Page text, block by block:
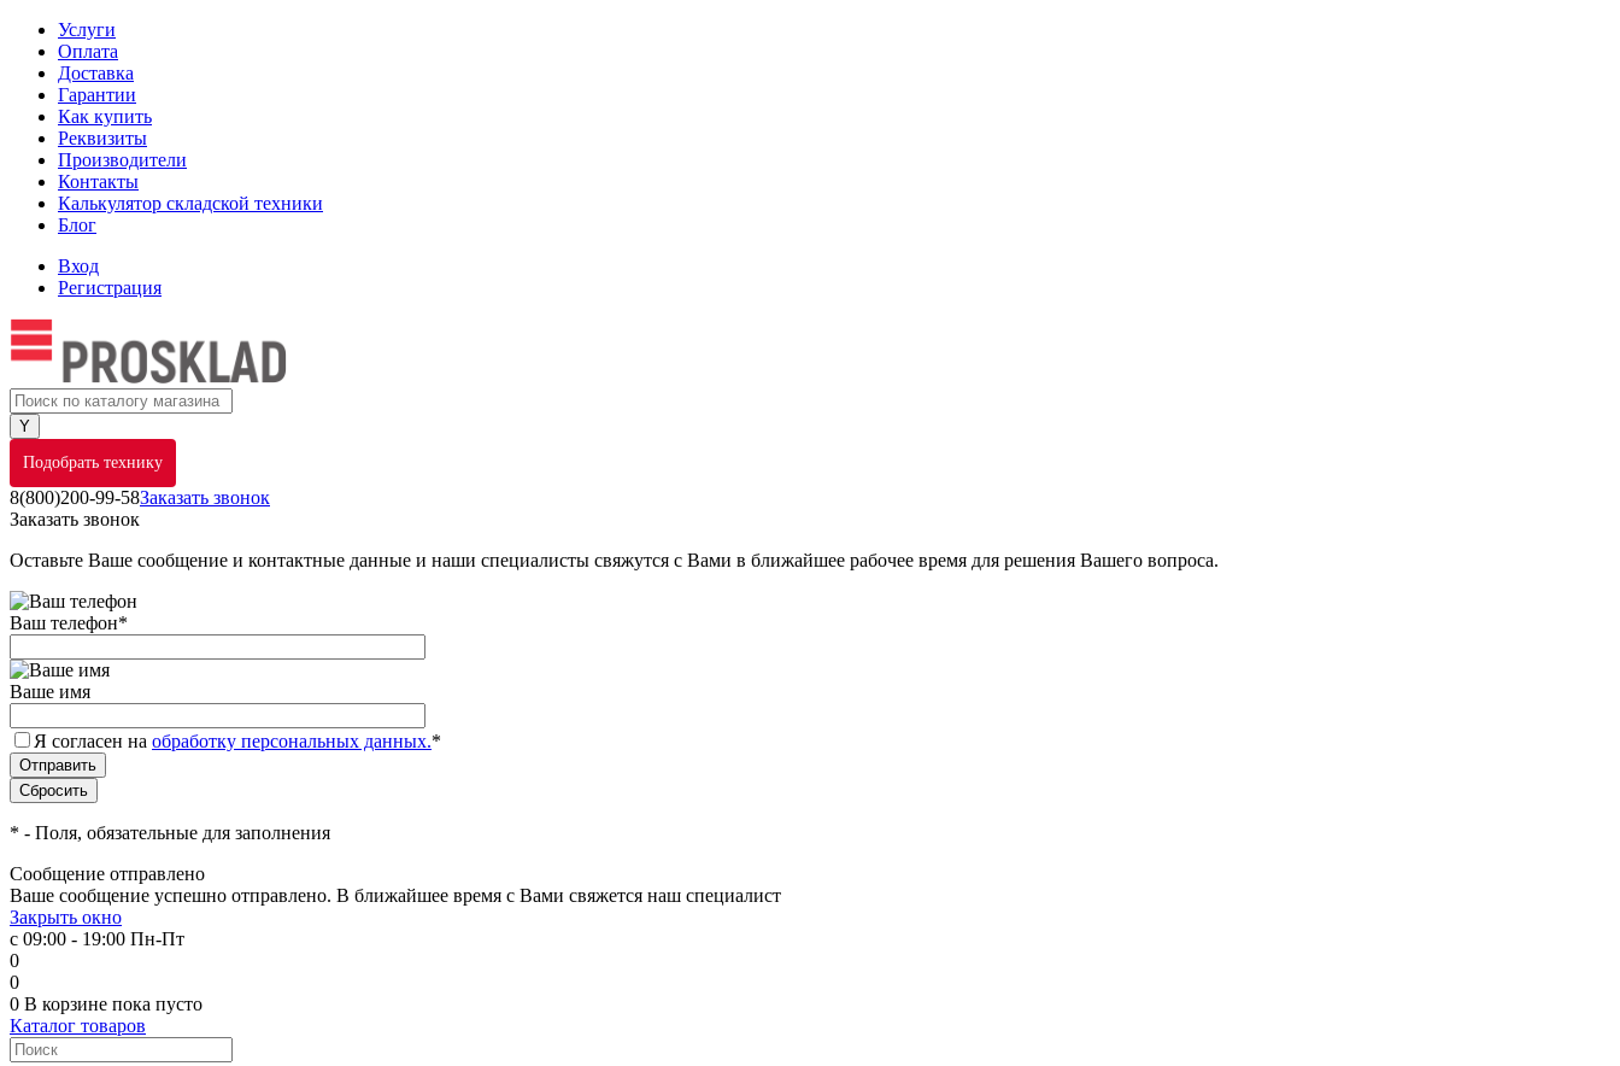
Услуги
Оплата
Доставка
Гарантии
Как купить
Реквизиты
Производители
Контакты
Калькулятор складской техники
Блог
Вход
Регистрация
Подобрать технику
8(800)200-99-58Заказать звонок
Заказать звонок
Оставьте Ваше сообщение и контактные данные и наши специалисты свяжутся с Вами в ближайшее рабочее время для решения Вашего вопроса.
Ваш телефон*
Ваше имя
Я согласен на обработку персональных данных.*
* - Поля, обязательные для заполнения
Сообщение отправлено
Ваше сообщение успешно отправлено. В ближайшее время с Вами свяжется наш специалист
Закрыть окно
с 09:00 - 19:00 Пн-Пт
0
0
0 В корзине пока пусто
Каталог товаров